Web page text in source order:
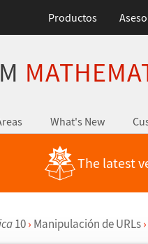
Productos
What's New
The latest
10 › Manipulación de URLs ›